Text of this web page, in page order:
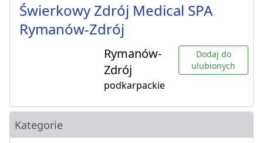
Świerkowy Zdrój Medical SPA
Rymanów-Zdrój
Rymanów-
Zdrój
podkarpackie
Dodaj do
ulubionych
Kategorie